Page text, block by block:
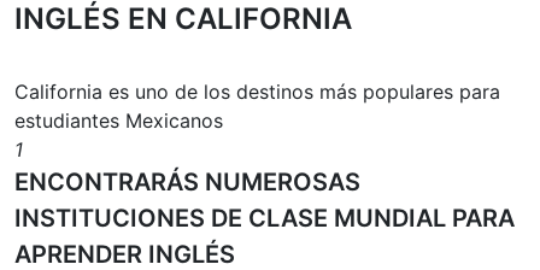
INGLÉS EN CALIFORNIA
California es uno de los destinos más populares para
estudiantes Mexicanos
1
ENCONTRARÁS NUMEROSAS
INSTITUCIONES DE CLASE MUNDIAL PARA
APRENDER INGLÉS